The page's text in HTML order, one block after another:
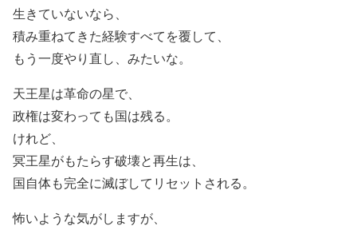
生きていないなら、
積み重ねてきた経験すべてを覆して、
もう一度やり直し、みたいな。
天王星は革命の星で、
政権は変わっても国は残る。
けれど、
冥王星がもたらす破壊と再生は、
国自体も完全に滅ぼしてリセットされる。
怖いような気がしますが、